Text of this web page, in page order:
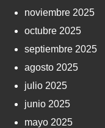
noviembre 2025
octubre 2025
septiembre 2025
agosto 2025
julio 2025
junio 2025
mayo 2025